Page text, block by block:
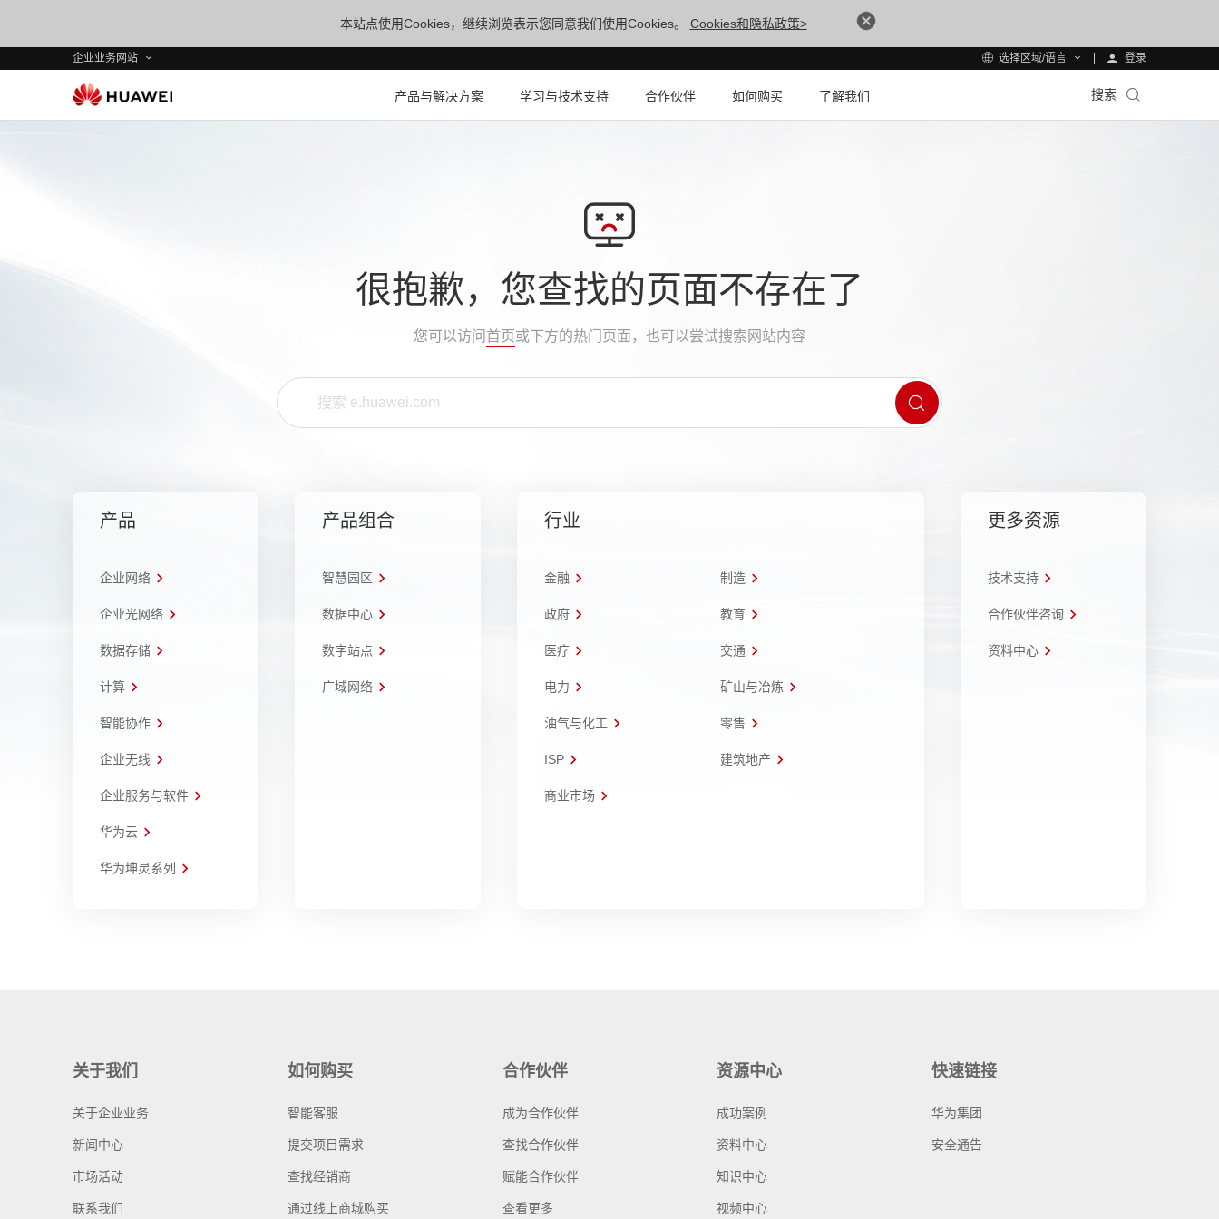
本站点使用Cookies，继续浏览表示您同意我们使用Cookies。 Cookies和隐私政策>
企业业务网站 选择区域/语言 登录
产品与解决方案 学习与技术支持 合作伙伴 如何购买 了解我们 搜索
很抱歉，您查找的页面不存在了
您可以访问 首页或下方的热门页面，也可以尝试搜索网站内容
产品
企业网络
企业光网络
数据存储
计算
智能协作
企业无线
企业服务与软件
华为云
华为坤灵系列
产品组合
智慧园区
数据中心
数字站点
广域网络
行业
金融 制造
政府 教育
医疗 交通
电力 矿山与冶炼
油气与化工 零售
ISP 建筑地产
商业市场
更多资源
技术支持
合作伙伴咨询
资料中心
关于我们
关于企业业务
新闻中心
市场活动
联系我们
如何购买
智能客服
提交项目需求
查找经销商
通过线上商城购买
合作伙伴
成为合作伙伴
查找合作伙伴
赋能合作伙伴
查看更多
资源中心
成功案例
资料中心
知识中心
视频中心
快速链接
华为集团
安全通告